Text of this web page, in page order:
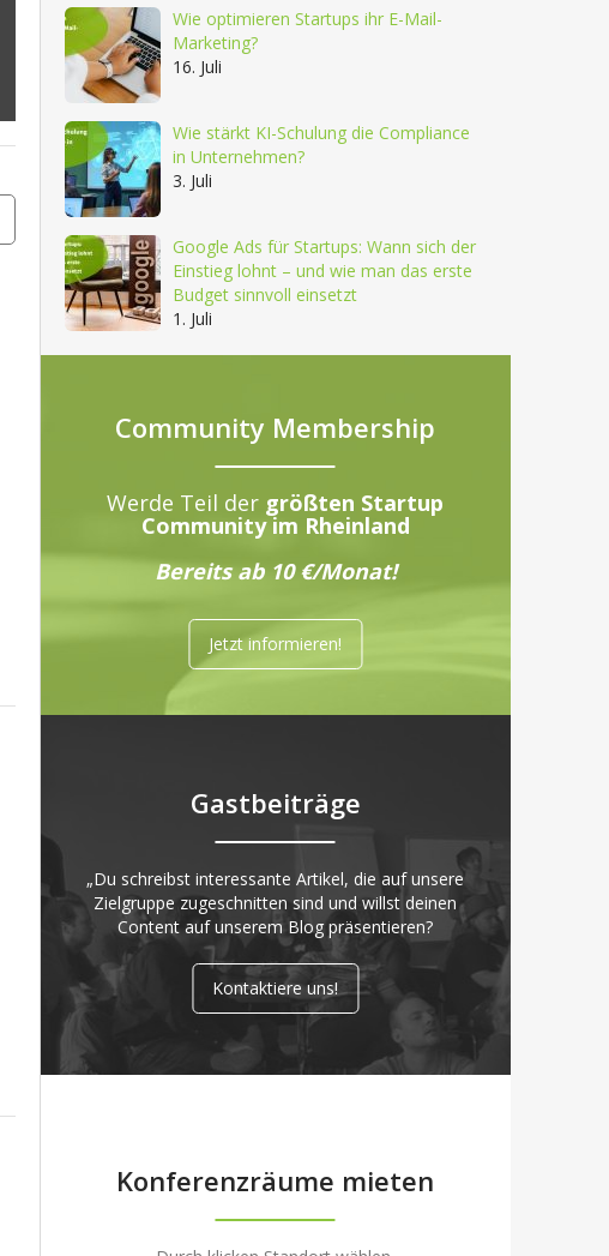
Wie optimieren Startups ihr E-Mail-
Marketing?
16. Juli
Wie stärkt KI-Schulung die Compliance
in Unternehmen?
3. Juli
Google Ads für Startups: Wann sich der
Einstieg lohnt – und wie man das erste
Budget sinnvoll einsetzt
1. Juli
Community Membership
Werde Teil der größten Startup
Community im Rheinland
Bereits ab 10 €/Monat!
Jetzt informieren!
Gastbeiträge
„Du schreibst interessante Artikel, die auf unsere
Zielgruppe zugeschnitten sind und willst deinen
Content auf unserem Blog präsentieren?
Kontaktiere uns!
Konferenzräume mieten